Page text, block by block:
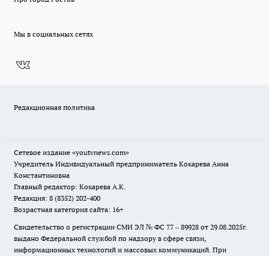
Мы в социальных сетях
Редакционная политика
Сетевое издание «youtvnews.com»
Учредитель Индивидуальный предприниматель Кокарева Анна
Константиновна
Главный редактор: Кокарева А.К.
Редакция: 8 (8352) 202-400
Возрастная категория сайта: 16+
Свидетельство о регистрации СМИ ЭЛ № ФС 77 – 89928 от 29.08.2025г.
выдано Федеральной службой по надзору в сфере связи,
информационных технологий и массовых коммуникаций. При